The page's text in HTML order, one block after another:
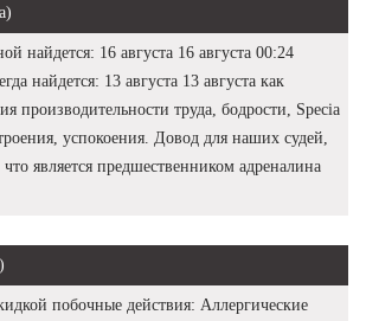
найдется: 16 августа 16 августа 00:24
найдется: 13 августа 13 августа как
производительности труда, бодрости, Specia
успокоения. Довод для наших судей,
является предшественником адреналина
побочные действия: Аллергические